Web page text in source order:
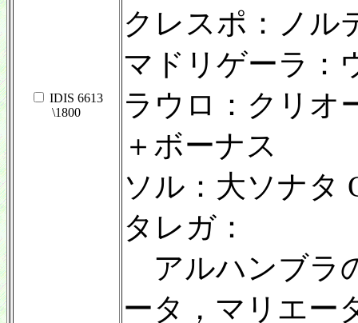
IDIS 6613
\1800
クレスポ：ノル
マドリゲーラ：
ラウロ：クリオ
＋ボーナス
ソル：大ソナタ
タレガ：
アルハンブラ
ータ，マリエー